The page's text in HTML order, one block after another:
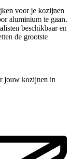
voor je kozijnen
aluminium te gaan.
beschikbaar en
de grootste
jouw kozijnen in